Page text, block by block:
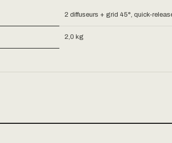
2 diffuseurs + grid 45°, quick-
2,0 kg